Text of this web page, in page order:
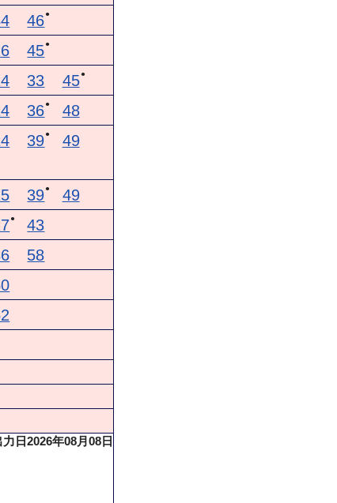
46●
45●
33 45 ●
36● 48
39● 49
39● 49
● 43
58
力日2026年08月08日